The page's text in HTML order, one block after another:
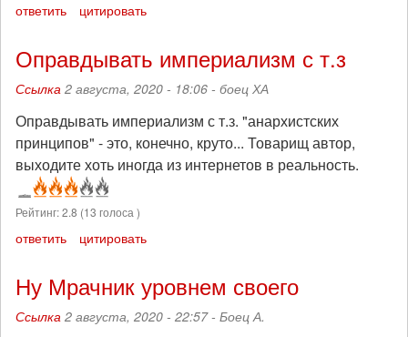
ответить цитировать
Оправдывать империализм с т.з
Ссылка 2 августа, 2020 - 18:06 - боец ХА
Оправдывать империализм с т.з. "анархистских
принципов" - это, конечно, круто... Товарищ автор,
выходите хоть иногда из интернетов в реальность.
Рейтинг:2.8 (13 голоса )
ответить цитировать
Ну Мрачник уровнем своего
Ссылка 2 августа, 2020 - 22:57 - Боец А.